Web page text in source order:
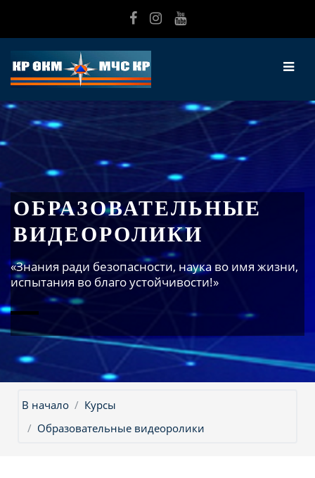
ОБРАЗОВАТЕЛЬНЫЕ
ВИДЕОРОЛИКИ
«Знания ради безопасности, наука во имя жизни,
испытания во благо устойчивости!»
В начало
Курсы
Образовательные видеоролики